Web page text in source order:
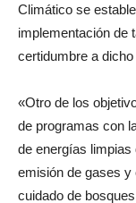
Climático se
implementación de
certidumbre a dicho
«Otro de los
de programas con
de energías
emisión de gases y
cuidado de